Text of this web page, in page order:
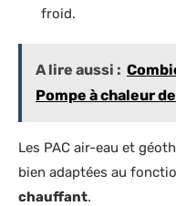
froid.
A lire aussi :
Pompe à chaleur
Les PAC air-eau et
bien adaptées au
chauffant.